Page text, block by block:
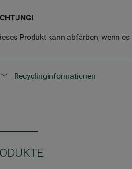
Produkt kann abfärben, wenn
Recyclinginformationen